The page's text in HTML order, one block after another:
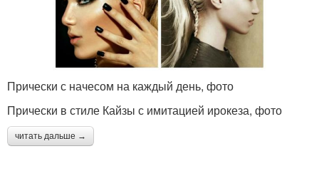
Прически с начесом на каждый день, фото
Прически в стиле Кайзы с имитацией ирокеза, фото
читать дальше →